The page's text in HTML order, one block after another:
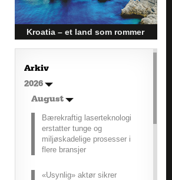
utfordring.
Kroatia – et land som rommer
mer enn kysten
Kroatia forbindes ofte med sol,
bading og klart hav, men landet
har langt flere sider enn det
førsteinntrykket mange sitter igjen
Arkiv
2026
August
Bærekraftig laserteknologi
erstatter tunge og
miljøskadelige prosesser i
flere bransjer
«Usynlig» aktør sikrer